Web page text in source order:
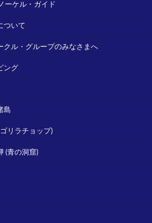
ーケル・ガイド
ついて
クル・グループのみなさまへ
ング
島
リラチョップ)
(青の洞窟)